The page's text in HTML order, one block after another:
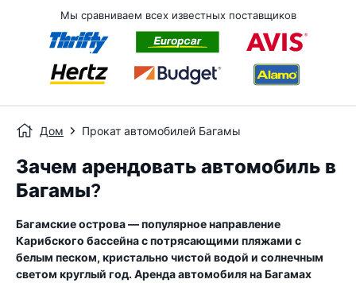
Мы сравниваем всех известных поставщиков
Дом Прокат автомобилей Багамы
Зачем арендовать автомобиль в
Багамы?
Багамские острова — популярное направление
Карибского бассейна с потрясающими пляжами с
белым песком, кристально чистой водой и солнечным
светом круглый год. Аренда автомобиля на Багамах